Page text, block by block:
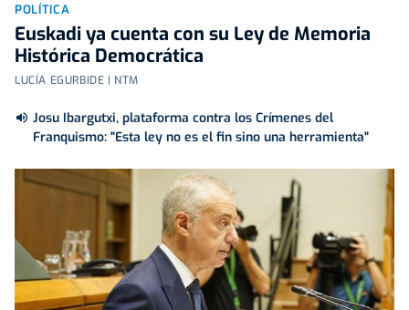
POLÍTICA
Euskadi ya cuenta con su Ley de Memoria
Histórica Democrática
LUCÍA EGURBIDE | NTM
Josu Ibargutxi, plataforma contra los Crímenes del
Franquismo: "Esta ley no es el fin sino una herramienta"